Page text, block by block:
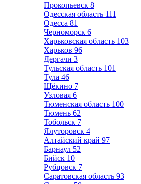
Прокопьевск 8
Одесская область 111
Одесса 81
Черноморск 6
Харьковская область 103
Харьков 96
Дергачи 3
Тульская область 101
Тула 46
Щёкино 7
Узловая 6
Тюменская область 100
Тюмень 62
Тобольск 7
Ялуторовск 4
Алтайский край 97
Барнаул 52
Бийск 10
Рубцовск 7
Саратовская область 93